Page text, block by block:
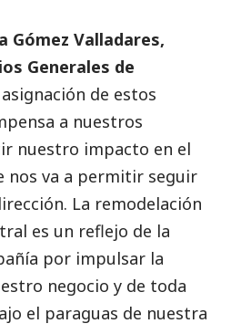
Gómez Valladares,
Generales de
asignación de estos
a nuestros
nuestro impacto en el
nos va a permitir seguir
La remodelación
es un reflejo de la
por impulsar la
negocio y de toda
el paraguas de nuestra